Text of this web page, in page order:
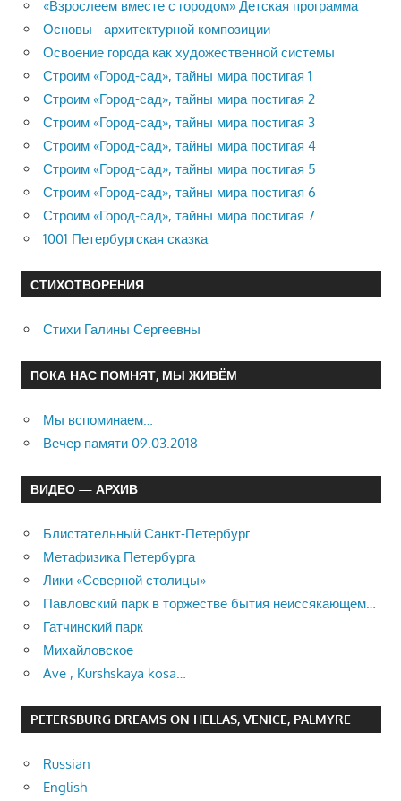
«Взрослеем вместе с городом» Детская программа
Основы архитектурной композиции
Освоение города как художественной системы
Строим «Город-сад», тайны мира постигая 1
Строим «Город-сад», тайны мира постигая 2
Строим «Город-сад», тайны мира постигая 3
Строим «Город-сад», тайны мира постигая 4
Строим «Город-сад», тайны мира постигая 5
Строим «Город-сад», тайны мира постигая 6
Строим «Город-сад», тайны мира постигая 7
1001 Петербургская сказка
СТИХОТВОРЕНИЯ
Стихи Галины Сергеевны
ПОКА НАС ПОМНЯТ, МЫ ЖИВЁМ
Мы вспоминаем…
Вечер памяти 09.03.2018
ВИДЕО — АРХИВ
Блистательный Санкт-Петербург
Метафизика Петербурга
Лики «Северной столицы»
Павловский парк в торжестве бытия неиссякающем…
Гатчинский парк
Михайловское
Ave , Kurshskaya kosa…
PETERSBURG DREAMS ON HELLAS, VENICE, PALMYRE
Russian
English